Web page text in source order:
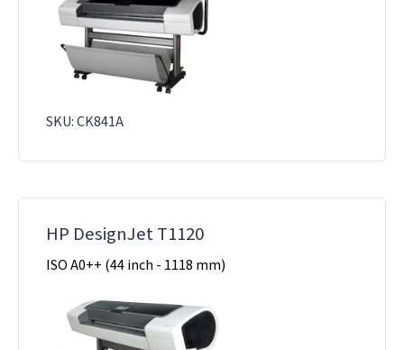
SKU: CK841A
HP DesignJet T1120
ISO A0++ (44 inch - 1118 mm)